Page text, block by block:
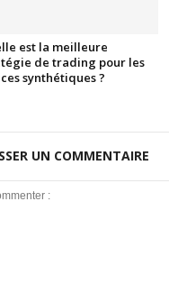
est la meilleure
de trading pour les
synthétiques ?
UN COMMENTAIRE